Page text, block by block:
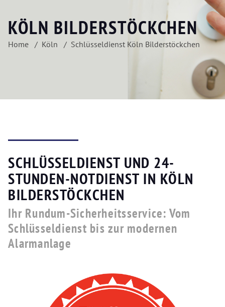
KÖLN BILDERSTÖCKCHEN
Home Köln Schlüsseldienst Köln Bilderstöckchen
SCHLÜSSELDIENST UND 24-
STUNDEN-NOTDIENST IN KÖLN
BILDERSTÖCKCHEN
Ihr Rundum-Sicherheitsservice: Vom
Schlüsseldienst bis zur modernen
Alarmanlage